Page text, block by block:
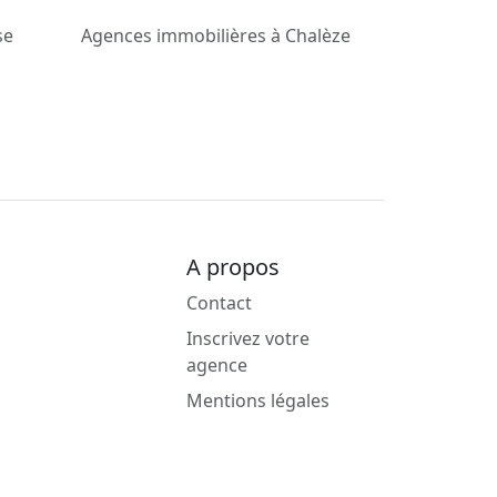
Agences immobilières à Chalèze
A propos
Contact
Inscrivez votre
agence
Mentions légales